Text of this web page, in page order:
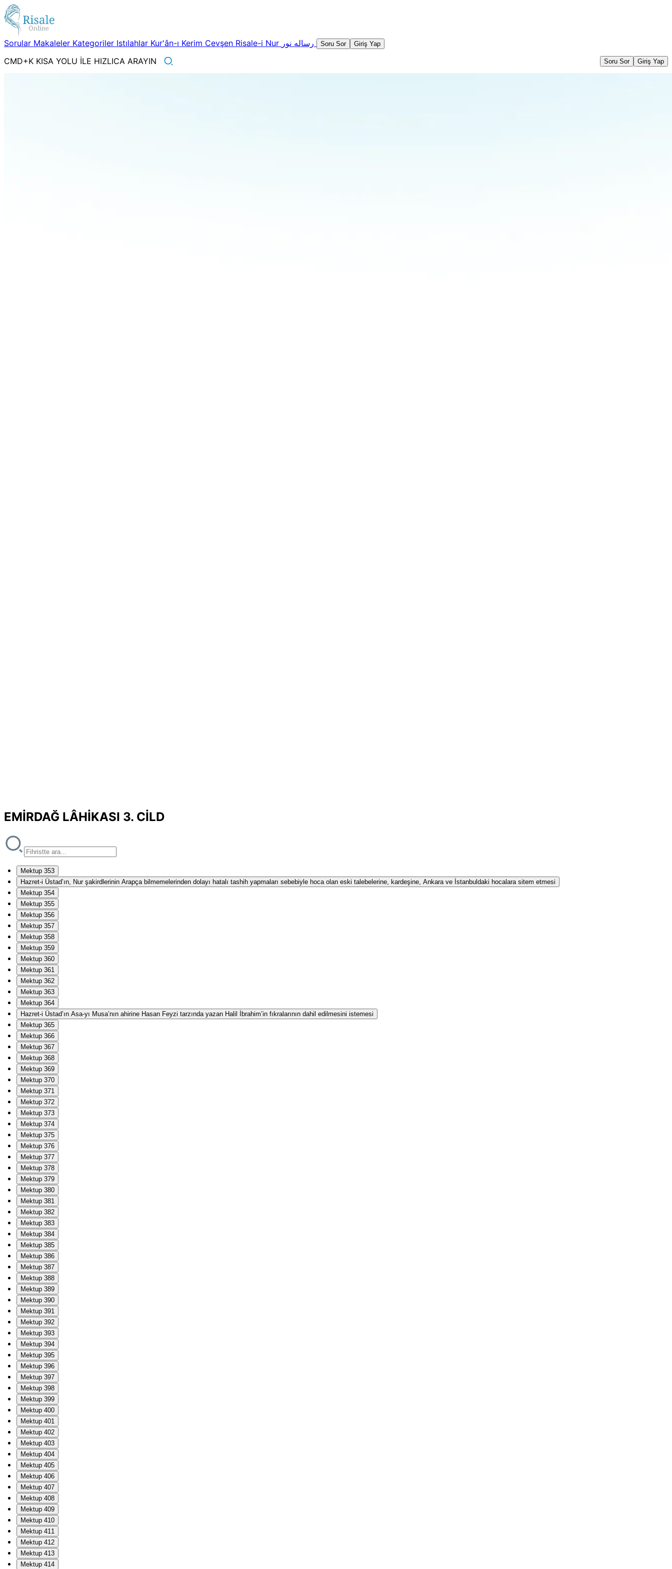
Sorular Makaleler Kategoriler Istılahlar Kur'ân-ı Kerim Cevşen Risale-i Nur Soru Sor Giriş Yap
CMD+K KISA YOLU İLE HIZLICA ARAYIN Soru Sor Giriş Yap
EMİRDAĞ LÂHİKASI 3. CİLD
Mektup 353
Hazret-i Üstad’ın, Nur şakirdlerinin Arapça bilmemelerinden dolayı hatalı tashih yapmaları sebebiyle hoca olan eski talebelerine, kardeşine, Ankara ve İstanbuldaki hocalara sitem etmesi
Mektup 354
Mektup 355
Mektup 356
Mektup 357
Mektup 358
Mektup 359
Mektup 360
Mektup 361
Mektup 362
Mektup 363
Mektup 364
Hazret-i Üstad’ın Asa-yı Musa’nın ahirine Hasan Feyzi tarzında yazan Halil İbrahim’in fıkralarının dahil edilmesini istemesi
Mektup 365
Mektup 366
Mektup 367
Mektup 368
Mektup 369
Mektup 370
Mektup 371
Mektup 372
Mektup 373
Mektup 374
Mektup 375
Mektup 376
Mektup 377
Mektup 378
Mektup 379
Mektup 380
Mektup 381
Mektup 382
Mektup 383
Mektup 384
Mektup 385
Mektup 386
Mektup 387
Mektup 388
Mektup 389
Mektup 390
Mektup 391
Mektup 392
Mektup 393
Mektup 394
Mektup 395
Mektup 396
Mektup 397
Mektup 398
Mektup 399
Mektup 400
Mektup 401
Mektup 402
Mektup 403
Mektup 404
Mektup 405
Mektup 406
Mektup 407
Mektup 408
Mektup 409
Mektup 410
Mektup 411
Mektup 412
Mektup 413
Mektup 414